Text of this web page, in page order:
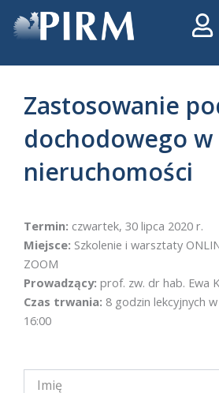
Przejdź
Zastosowanie
dochodowego
nieruchomości
Termin: czwartek, 30 lipca 2020 r.
Miejsce: Szkolenie i warsztaty
ZOOM
Prowadzący: prof. zw. dr hab. Ewa
Czas trwania: 8 godzin lekcyjnych
16:00